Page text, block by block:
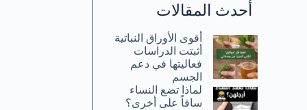
أحدث المقالات
أقوى الأوراق النباتية
أثبتت الدراسات
فعاليتها في دعم
الجسم
لماذا تضع النساء
ساقاً على أخرى؟